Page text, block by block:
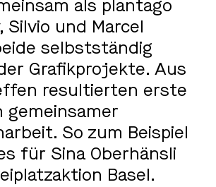
als plantago
Silvio und Marcel
selbstständig
Grafikprojekte. Aus
resultierten erste
gemeinsamer
So zum Beispiel
für Sina Oberhänsli
Basel.